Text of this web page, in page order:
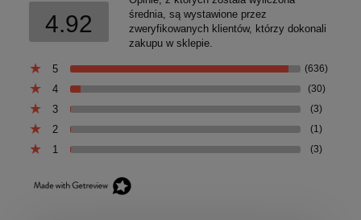
4.92
średnia, są wystawione przez
zweryfikowanych klientów, którzy dokonali
zakupu w sklepie.
5 (636)
4 (30)
3 (3)
2 (1)
1 (3)